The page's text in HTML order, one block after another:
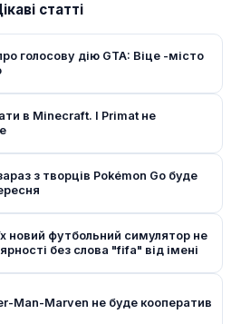
статті
голосову дію GTA: Віце -місто
в Minecraft. І Primat не
з творців Pokémon Go буде
новий футбольний симулятор не
без слова "fifa" від імені
Man-Marven не буде кооператив